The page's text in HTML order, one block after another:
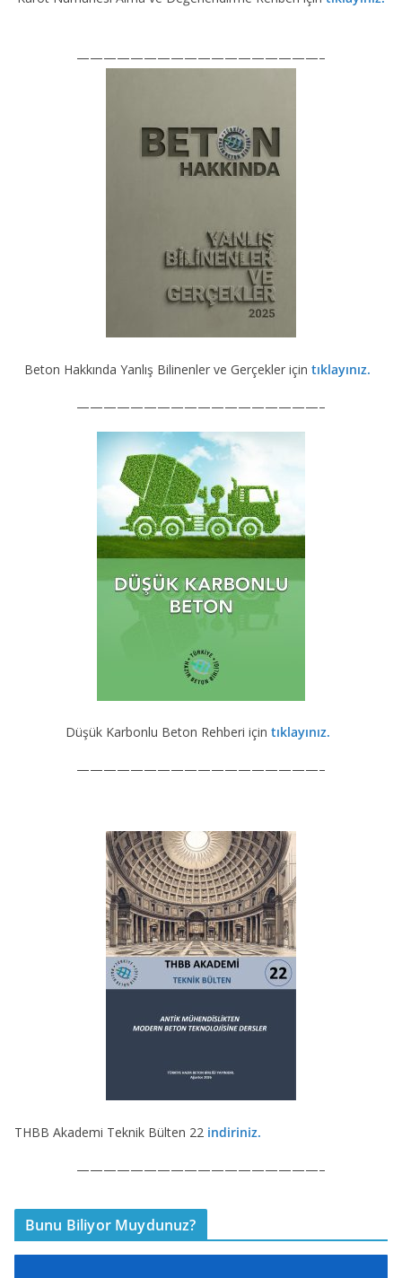
——————————————————–
Beton Hakkında Yanlış Bilinenler ve Gerçekler için tıklayınız.
——————————————————–
Düşük Karbonlu Beton Rehberi için tıklayınız.
——————————————————–
THBB Akademi Teknik Bülten 22 indiriniz.
——————————————————–
Bunu Biliyor Muydunuz?